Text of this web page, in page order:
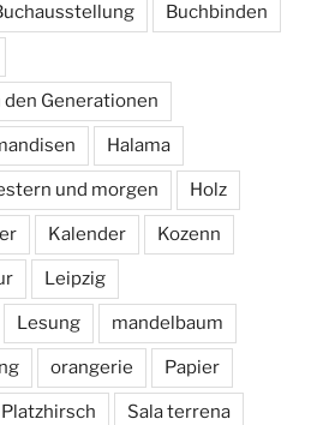
Buchbinden
den Generationen
Halama
und morgen Holz
Kalender Kozenn
Leipzig
Lesung mandelbaum
orangerie Papier
Platzhirsch Sala terrena